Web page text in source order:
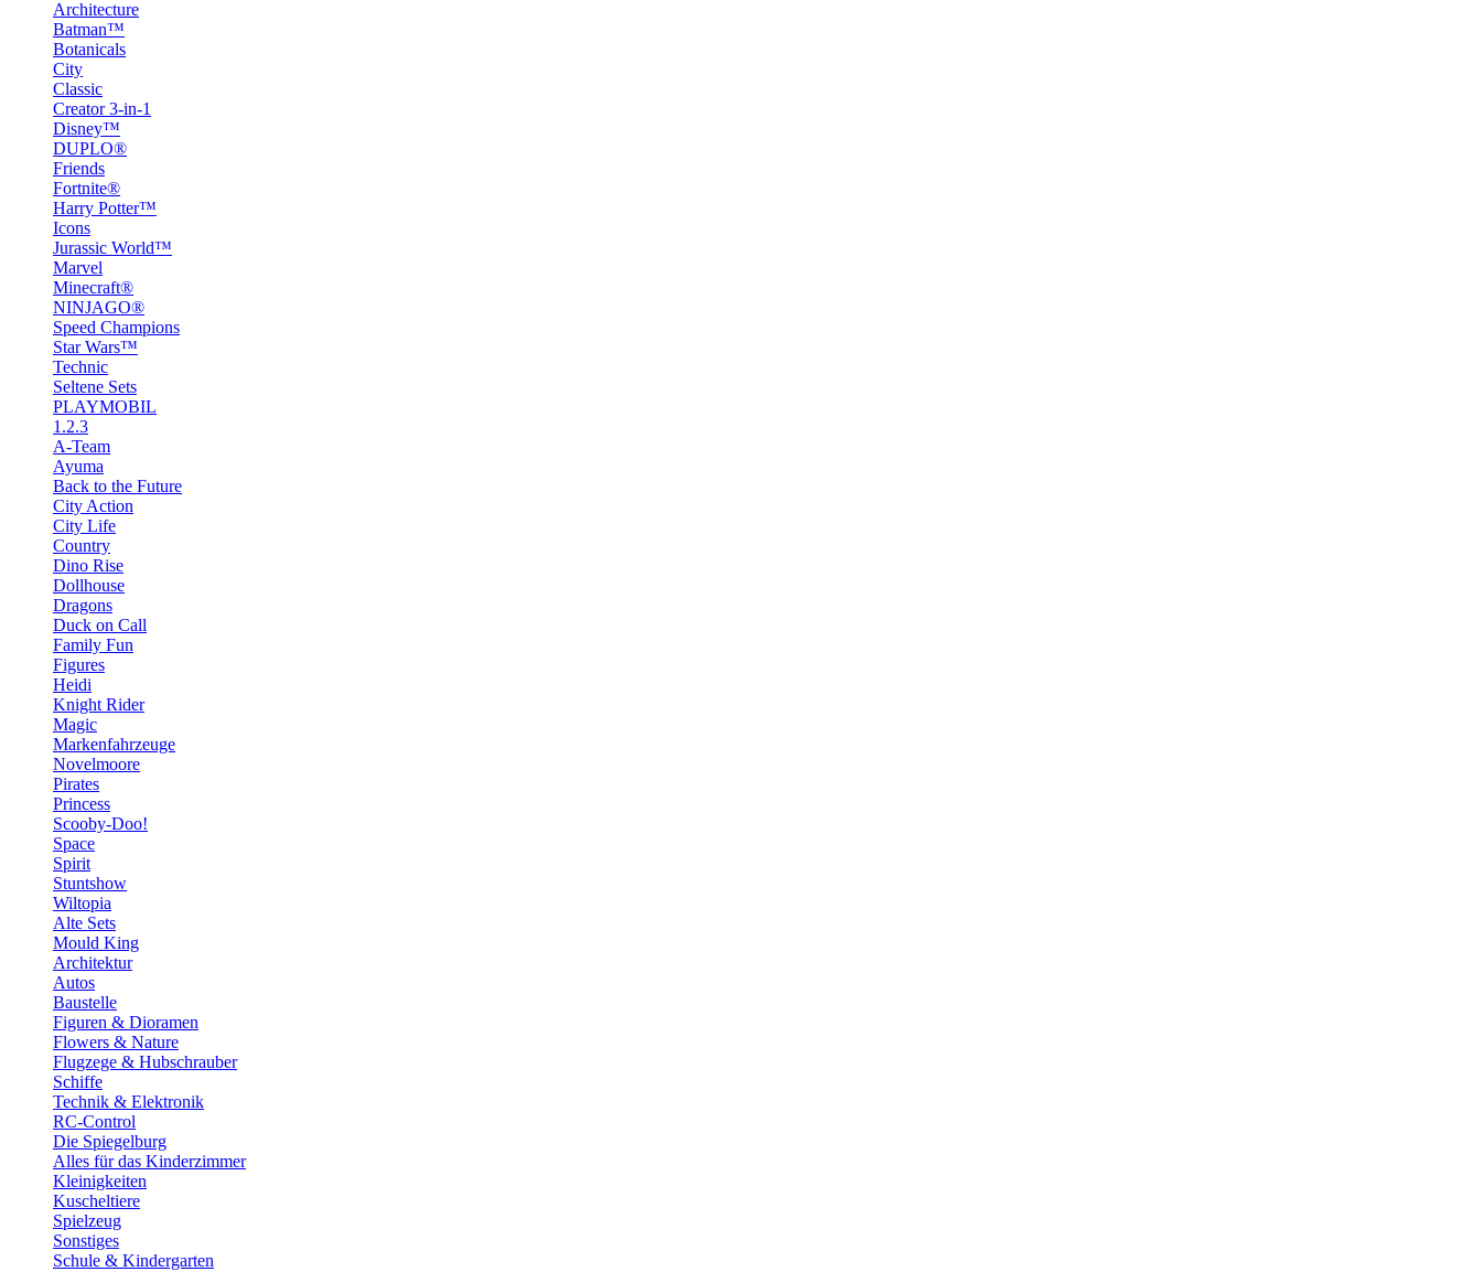
Architecture
Batman™
Botanicals
City
Classic
Creator 3-in-1
Disney™
DUPLO®
Friends
Fortnite®
Harry Potter™
Icons
Jurassic World™
Marvel
Minecraft®
NINJAGO®
Speed Champions
Star Wars™
Technic
Seltene Sets
PLAYMOBIL
1.2.3
A-Team
Ayuma
Back to the Future
City Action
City Life
Country
Dino Rise
Dollhouse
Dragons
Duck on Call
Family Fun
Figures
Heidi
Knight Rider
Magic
Markenfahrzeuge
Novelmoore
Pirates
Princess
Scooby-Doo!
Space
Spirit
Stuntshow
Wiltopia
Alte Sets
Mould King
Architektur
Autos
Baustelle
Figuren & Dioramen
Flowers & Nature
Flugzege & Hubschrauber
Schiffe
Technik & Elektronik
RC-Control
Die Spiegelburg
Alles für das Kinderzimmer
Kleinigkeiten
Kuscheltiere
Spielzeug
Sonstiges
Schule & Kindergarten